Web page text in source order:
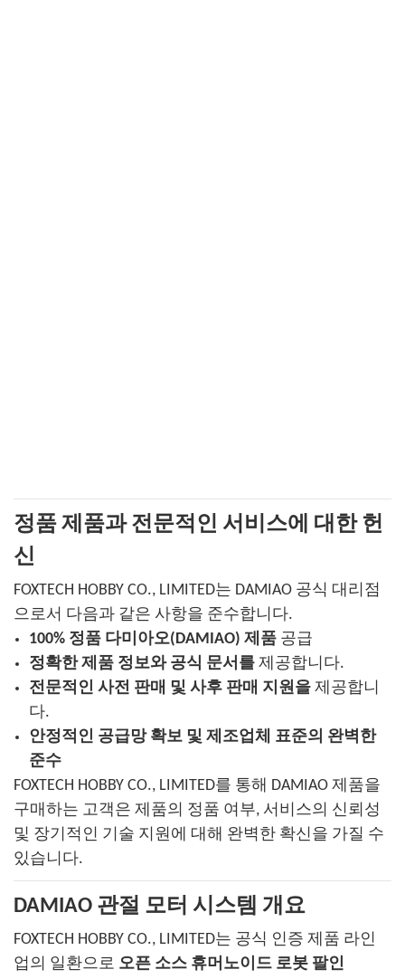
정품 제품과 전문적인 서비스에 대한 헌
신
FOXTECH HOBBY CO., LIMITED는 DAMIAO 공식 대리점
으로서 다음과 같은 사항을 준수합니다.
100% 정품 다미아오(DAMIAO) 제품공급
정확한 제품 정보와 공식 문서를제공합니다.
전문적인 사전 판매 및 사후 판매 지원을제공합니
다.
안정적인 공급망 확보 및 제조업체 표준의 완벽한
준수
FOXTECH HOBBY CO., LIMITED를 통해 DAMIAO 제품을
구매하는 고객은 제품의 정품 여부, 서비스의 신뢰성
및 장기적인 기술 지원에 대해 완벽한 확신을 가질 수
있습니다.
DAMIAO 관절 모터 시스템 개요
FOXTECH HOBBY CO., LIMITED는 공식 인증 제품 라인
업의 일환으로 오픈 소스 휴머노이드 로봇 팔인